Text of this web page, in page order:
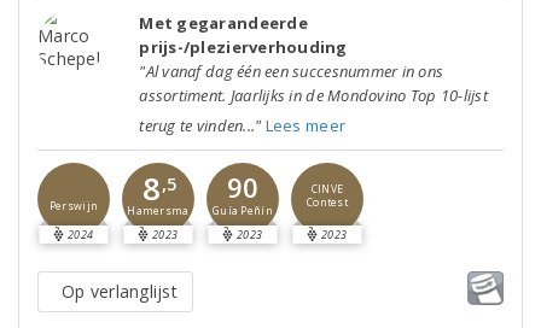
Met gegarandeerde
prijs-/plezierverhouding
"Al vanaf dag één een succesnummer in ons
assortiment. Jaarlijks in de Mondovino Top 10-lijst
terug te vinden..." Lees meer
Perswijn
2024
8,5
Hamersma
2023
90
Guía Peñín
2023
CINVE
Contest
2023
Op verlanglijst